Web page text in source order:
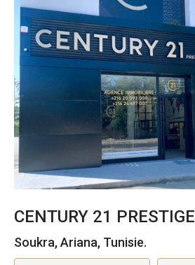
CENTURY 21 PRESTIGE
Soukra, Ariana, Tunisie.